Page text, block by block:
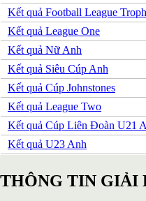
Kết quả Football League
Kết quả League One
Kết quả Nữ Anh
Kết quả Siêu Cúp Anh
Kết quả Cúp Johnstones
Kết quả League Two
Kết quả Cúp Liên Đoàn U21
Kết quả U23 Anh
THÔNG TIN GIẢI